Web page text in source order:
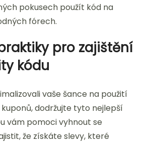
pokusech použít kód na
fórech.
pro zajištění
kódu
vaše šance na použití
dodržujte tyto nejlepší
vám pomoci vyhnout se
že získáte slevy, které